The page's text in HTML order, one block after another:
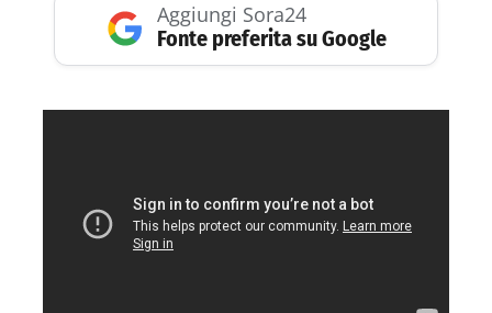
Aggiungi Sora24
Fonte preferita su Google